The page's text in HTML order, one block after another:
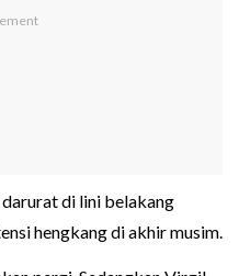
di lini belakang
hengkang di akhir musim.